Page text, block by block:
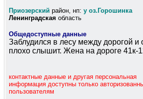
Приозерский район, нп: у оз.Горошинка
Ленинградская область
Общедоступные данные
Заблудился в лесу между дорогой и
плохо слышит. Жена на дороге 41к-
контактные данные и другая персональная
информация доступны только
пользователям